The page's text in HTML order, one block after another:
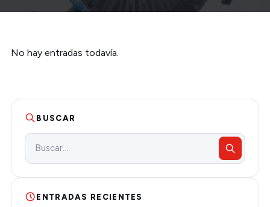
No hay entradas todavía.
BUSCAR
ENTRADAS RECIENTES